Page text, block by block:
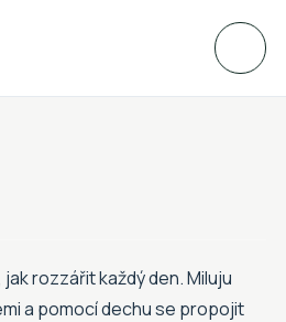
rozzářit každý den. Miluju
a pomocí dechu se propojit